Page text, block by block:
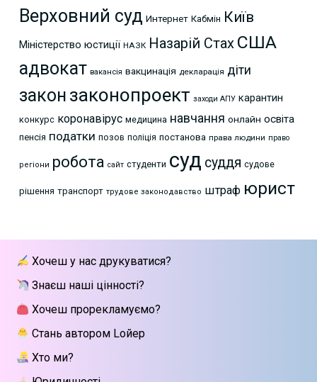
Верховний суд Интернет Кабмін Київ
Міністерство юстиції НАЗК Назарій Стах США
адвокат вакансія вакцинація декларація діти
закон законопроект заходи АПУ карантин
конкурс коронавірус медицина навчання онлайн освіта
пенсія податки позов поліція постанова права людини право
регіони робота сайт студенти суд суддя судове
рішення транспорт трудове законодавство штраф юрист
Хочеш у нас друкуватися?
Знаєш наші цінності?
Хочеш прорекламуємо?
Стань автором Lойер
Хто ми?